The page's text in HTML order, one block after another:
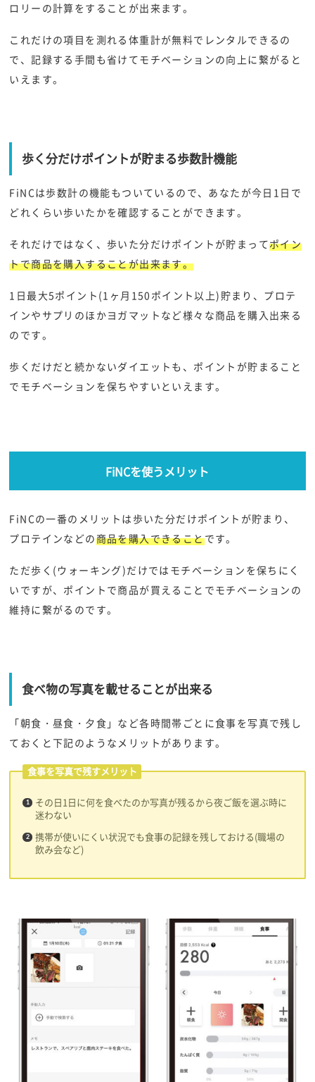
ロリーの計算をすることが出来ます。
これだけの項目を測れる体重計が無料でレンタルできるの
で、記録する手間も省けてモチベーションの向上に繋がると
いえます。
歩く分だけポイントが貯まる歩数計機能
FiNCは歩数計の機能もついているので、あなたが今日1日で
どれくらい歩いたかを確認することができます。
それだけではなく、歩いた分だけポイントが貯まってポイン
トで商品を購入することが出来ます。
1日最大5ポイント(1ヶ月150ポイント以上)貯まり、プロテ
インやサプリのほかヨガマットなど様々な商品を購入出来る
のです。
歩くだけだと続かないダイエットも、ポイントが貯まること
でモチベーションを保ちやすいといえます。
FiNCを使うメリット
FiNCの一番のメリットは歩いた分だけポイントが貯まり、
プロテインなどの商品を購入できることです。
ただ歩く(ウォーキング)だけではモチベーションを保ちにく
いですが、ポイントで商品が買えることでモチベーションの
維持に繋がるのです。
食べ物の写真を載せることが出来る
「朝食・昼食・夕食」など各時間帯ごとに食事を写真で残し
ておくと下記のようなメリットがあります。
食事を写真で残すメリット
その日1日に何を食べたのか写真が残るから夜ご飯を選ぶ時に
迷わない
携帯が使いにくい状況でも食事の記録を残しておける(職場の
飲み会など)